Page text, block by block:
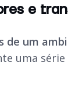
e
de um
uma série